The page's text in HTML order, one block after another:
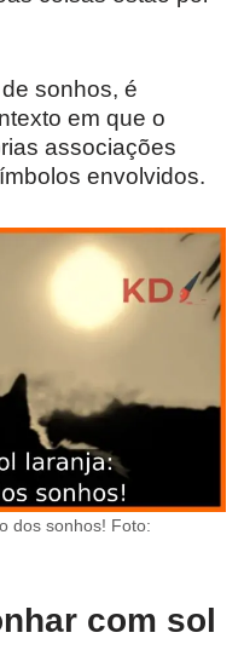
sonhos, é
em que o
associações
envolvidos.
dos sonhos! Foto:
com sol